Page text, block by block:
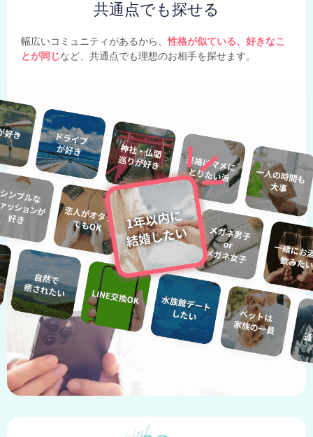
共通点でも探せる
幅広いコミュニティがあるから、性格が似ている、好きなこ
とが同じなど、共通点でも理想のお相手を探せます。